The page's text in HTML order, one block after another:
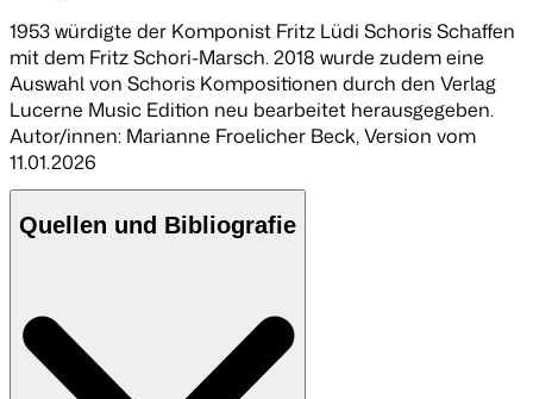
1953 würdigte der Komponist Fritz Lüdi Schoris Schaffen
mit dem Fritz Schori-Marsch. 2018 wurde zudem eine
Auswahl von Schoris Kompositionen durch den Verlag
Lucerne Music Edition neu bearbeitet herausgegeben.
Autor/innen: Marianne Froelicher Beck,Version vom
11.01.2026
Quellen und Bibliografie